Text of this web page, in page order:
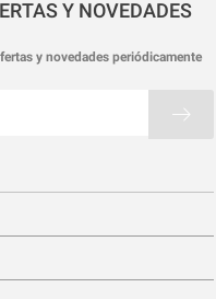
Y NOVEDADES
y novedades periódicamente